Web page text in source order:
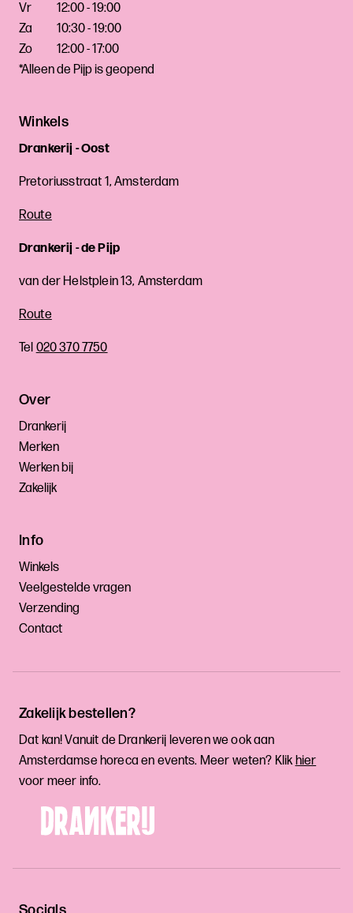
Zakelijk bestellen?
Dat kan! Vanuit de Drankerij leveren we ook aan
Amsterdamse horeca en events. Meer weten? Klikhier
voor meer info.
Vr
12:00 - 19:00
Za
10:30 - 19:00
Zo
12:00 - 17:00
*Alleen de Pijp is geopend
Winkels
Drankerij - Oost
Pretoriusstraat 1, Amsterdam
Route
Drankerij - de Pijp
van der Helstplein 13, Amsterdam
Route
Tel 020 370 7750
Over
Drankerij
Merken
Werken bij
Zakelijk
Info
Winkels
Veelgestelde vragen
Verzending
Contact